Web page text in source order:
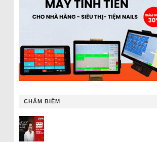
CHÂM BIẾM